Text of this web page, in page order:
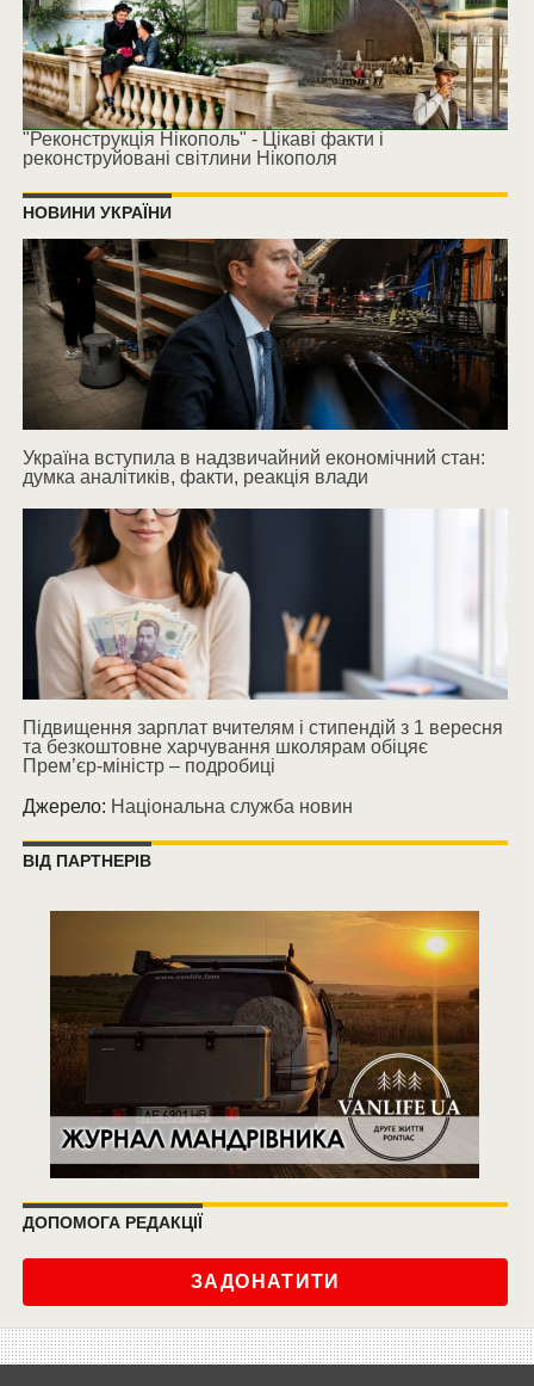
"Реконструкція Нікополь" - Цікаві факти і
реконструйовані світлини Нікополя
НОВИНИ УКРАЇНИ
Україна вступила в надзвичайний економічний стан:
думка аналітиків, факти, реакція влади
Підвищення зарплат вчителям і стипендій з 1 вересня
та безкоштовне харчування школярам обіцяє
Прем’єр-міністр – подробиці
Джерело: Національна служба новин
ВІД ПАРТНЕРІВ
ДОПОМОГА РЕДАКЦІЇ
ЗАДОНАТИТИ